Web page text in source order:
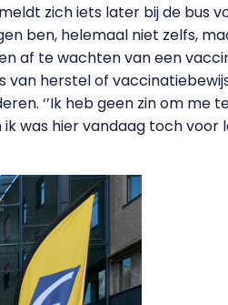
zich iets later bij de bus
ben, helemaal niet zelfs,
af te wachten van een
van herstel of
‘’Ik heb geen zin om me
was hier vandaag toch voor